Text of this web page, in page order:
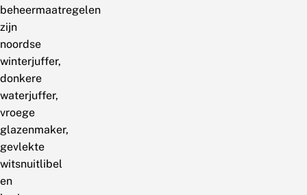
beheermaatregelen
zijn
noordse
winterjuffer,
donkere
waterjuffer,
vroege
glazenmaker,
gevlekte
witsnuitlibel
en